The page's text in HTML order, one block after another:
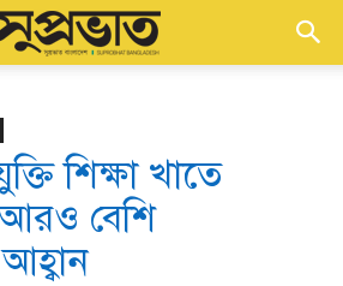
শিক্ষা খাতে
বেশি